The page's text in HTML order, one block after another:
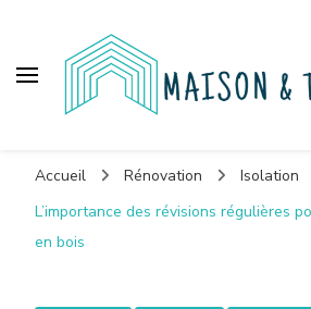
Accueil Rénovation
Isolation
L’importance des révisions régulières
en bois